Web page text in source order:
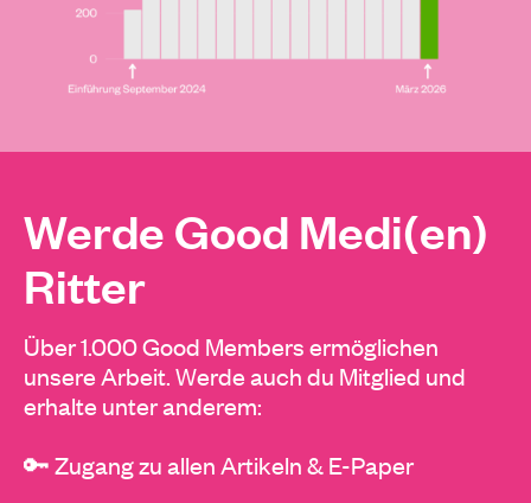
Werde Good Medi(en)
Ritter
Über 1.000 Good Members ermöglichen
unsere Arbeit. Werde auch du Mitglied und
erhalte unter anderem:
🔑 Zugang zu allen Artikeln & E-Paper